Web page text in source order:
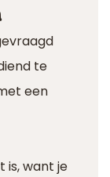
te
een
is, want je